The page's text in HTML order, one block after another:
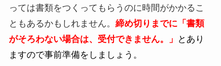
っては書類をつくってもらうのに時間がかかるこ
ともあるかもしれません。 締め切りまでに 「書類
がそろわない場合は、受付できません。」
とあり
ますので事前準備をしましょう。